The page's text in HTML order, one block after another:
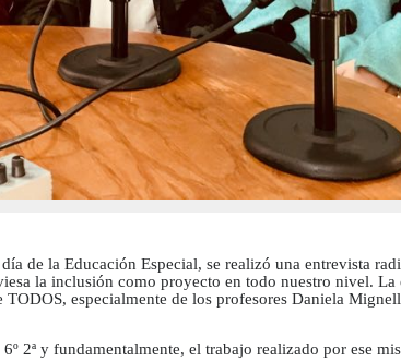
de la Educación Especial, se realizó una entrevista
la inclusión como proyecto en todo nuestro nivel.
TODOS, especialmente de los profesores Daniela
2ª y fundamentalmente, el trabajo realizado por ese